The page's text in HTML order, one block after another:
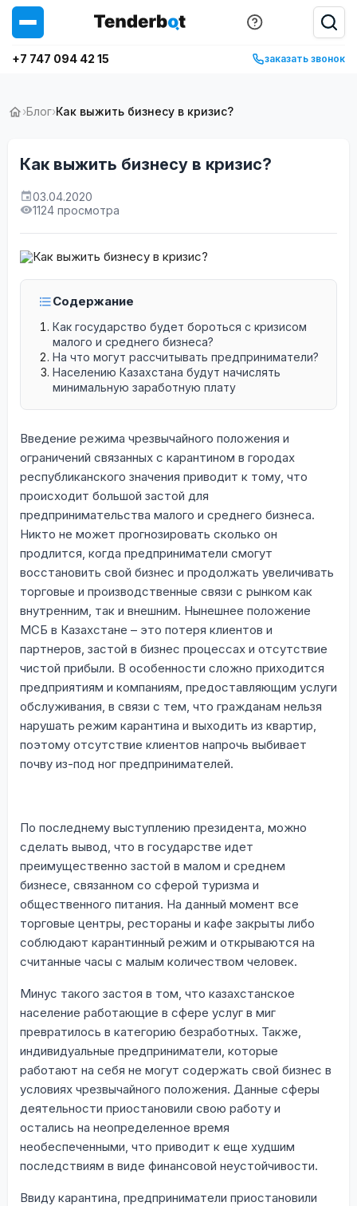
+7 747 094 42 15 заказать звонок
›Блог›Как выжить бизнесу в кризис?
Как выжить бизнесу в кризис?
03.04.2020
1124 просмотра
Содержание
Как государство будет бороться с кризисом
малого и среднего бизнеса?
На что могут рассчитывать предприниматели?
Населению Казахстана будут начислять
минимальную заработную плату
Введение режима чрезвычайного положения и
ограничений связанных с карантином в городах
республиканского значения приводит к тому, что
происходит большой застой для
предпринимательства малого и среднего бизнеса.
Никто не может прогнозировать сколько он
продлится, когда предприниматели смогут
восстановить свой бизнес и продолжать увеличивать
торговые и производственные связи с рынком как
внутренним, так и внешним. Нынешнее положение
МСБ в Казахстане – это потеря клиентов и
партнеров, застой в бизнес процессах и отсутствие
чистой прибыли. В особенности сложно приходится
предприятиям и компаниям, предоставляющим услуги
обслуживания, в связи с тем, что гражданам нельзя
нарушать режим карантина и выходить из квартир,
поэтому отсутствие клиентов напрочь выбивает
почву из-под ног предпринимателей.
По последнему выступлению президента, можно
сделать вывод, что в государстве идет
преимущественно застой в малом и среднем
бизнесе, связанном со сферой туризма и
общественного питания. На данный момент все
торговые центры, рестораны и кафе закрыты либо
соблюдают карантинный режим и открываются на
считанные часы с малым количеством человек.
Минус такого застоя в том, что казахстанское
население работающие в сфере услуг в миг
превратилось в категорию безработных. Также,
индивидуальные предприниматели, которые
работают на себя не могут содержать свой бизнес в
условиях чрезвычайного положения. Данные сферы
деятельности приостановили свою работу и
остались на неопределенное время
необеспеченными, что приводит к еще худшим
последствиям в виде финансовой неустойчивости.
Ввиду карантина, предприниматели приостановили